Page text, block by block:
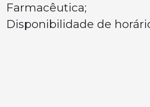
Farmacêutica;
Disponibilidade de